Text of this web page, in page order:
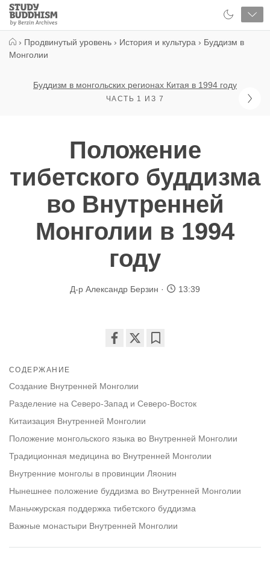
Close
Study
Buddhism
› Продвинутый уровень › История и культура › Буддизм в
Монголии
Буддизм в монгольских регионах Китая в 1994 году
ЧАСТЬ 1 ИЗ 7
Положение
тибетского буддизма
во Внутренней
Монголии в 1994
году
Д-р Александр Берзин 13:39
facebook
СОДЕРЖАНИЕ
Создание Внутренней Монголии
Разделение на Северо-Запад и Северо-Восток
Китаизация Внутренней Монголии
Положение монгольского языка во Внутренней Монголии
Традиционная медицина во Внутренней Монголии
Внутренние монголы в провинции Ляонин
Нынешнее положение буддизма во Внутренней Монголии
Маньчжурская поддержка тибетского буддизма
Важные монастыри Внутренней Монголии